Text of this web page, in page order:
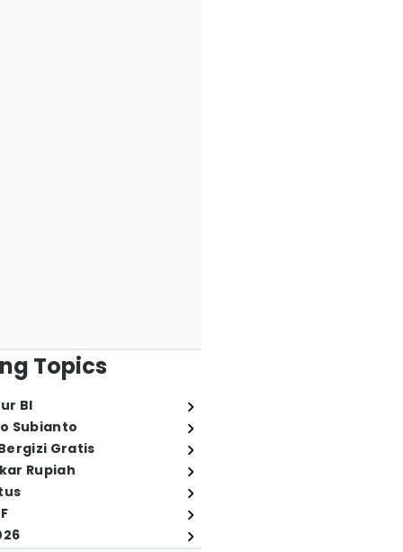
Topics
BI
Subianto
Gratis
Rupiah